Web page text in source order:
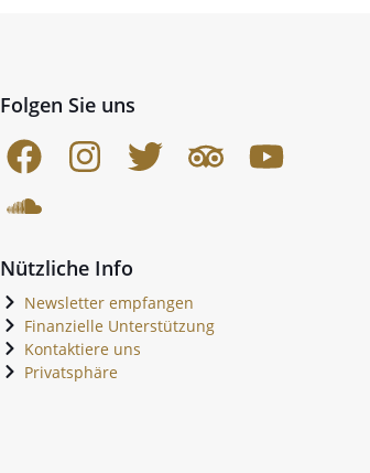
Folgen Sie uns
Nützliche Info
Newsletter empfangen
Finanzielle Unterstützung
Kontaktiere uns
Privatsphäre